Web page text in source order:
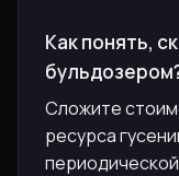
Как понять,
Сложите
ресурса